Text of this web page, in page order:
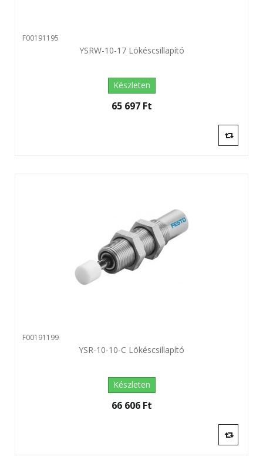
F00191195
YSRW-10-17 Lökéscsillapító
Készleten
65 697 Ft‎
F00191199
YSR-10-10-C Lökéscsillapító
Készleten
66 606 Ft‎